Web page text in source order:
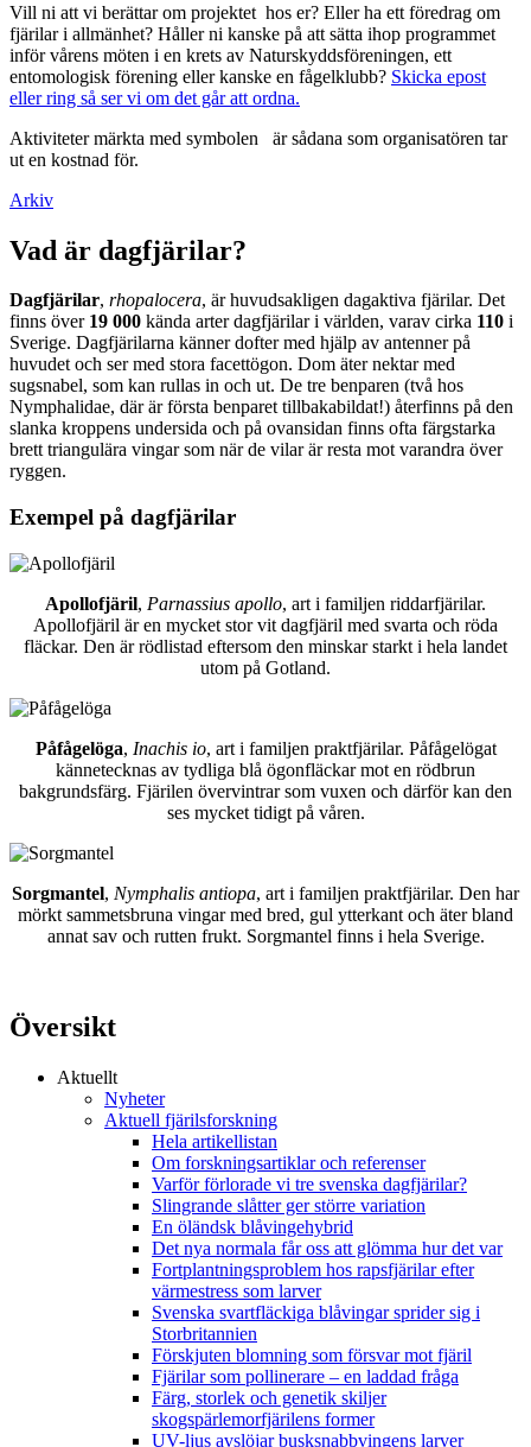
Vill ni att vi berättar om projektet hos er? Eller ha ett föredrag om
fjärilar i allmänhet? Håller ni kanske på att sätta ihop programmet
inför vårens möten i en krets av Naturskyddsföreningen, ett
entomologisk förening eller kanske en fågelklubb? Skicka epost
eller ring så ser vi om det går att ordna.
Aktiviteter märkta med symbolen
är sådana som organisatören tar
ut en kostnad för.
Arkiv
Vad är dagfjärilar?
Dagfjärilar, rhopalocera, är huvudsakligen dagaktiva fjärilar. Det
finns över 19 000 kända arter dagfjärilar i världen, varav cirka 110 i
Sverige. Dagfjärilarna känner dofter med hjälp av antenner på
huvudet och ser med stora facettögon. Dom äter nektar med
sugsnabel, som kan rullas in och ut. De tre benparen (två hos
Nymphalidae, där är första benparet tillbakabildat!) återfinns på den
slanka kroppens undersida och på ovansidan finns ofta färgstarka
brett triangulära vingar som när de vilar är resta mot varandra över
ryggen.
Exempel på dagfjärilar
Apollofjäril, Parnassius apollo, art i familjen riddarfjärilar.
Apollofjäril är en mycket stor vit dagfjäril med svarta och röda
fläckar. Den är rödlistad eftersom den minskar starkt i hela landet
utom på Gotland.
Påfågelöga, Inachis io, art i familjen praktfjärilar. Påfågelögat
kännetecknas av tydliga blå ögonfläckar mot en rödbrun
bakgrundsfärg. Fjärilen övervintrar som vuxen och därför kan den
ses mycket tidigt på våren.
Sorgmantel, Nymphalis antiopa, art i familjen praktfjärilar. Den har
mörkt sammetsbruna vingar med bred, gul ytterkant och äter bland
annat sav och rutten frukt. Sorgmantel finns i hela Sverige.
Översikt
Aktuellt
Nyheter
Aktuell fjärilsforskning
Hela artikellistan
Om forskningsartiklar och referenser
Varför förlorade vi tre svenska dagfjärilar?
Slingrande slåtter ger större variation
En öländsk blåvingehybrid
Det nya normala får oss att glömma hur det var
Fortplantningsproblem hos rapsfjärilar efter
värmestress som larver
Svenska svartfläckiga blåvingar sprider sig i
Storbritannien
Förskjuten blomning som försvar mot fjäril
Fjärilar som pollinerare – en laddad fråga
Färg, storlek och genetik skiljer
skogspärlemorfjärilens former
UV-ljus avslöjar busksnabbvingens larver